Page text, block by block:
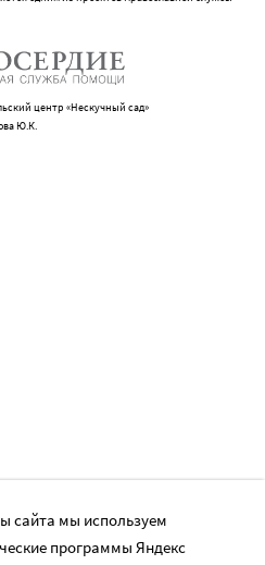
центр «Нескучный сад»
Ю.К.
сайта мы используем
программы Яндекс